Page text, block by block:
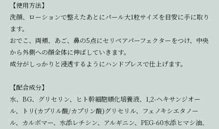
【使用方法】
洗顔、ローションで整えたあとにパール大1粒サイズを目安に手に取り
ます。
おでこ、両頬、あご、鼻の5点にセリペアパーフェクターをつけ、中央
から外側への顔全体に伸ばしていきます。
成分がしっかりと浸透するようにハンドプレスで仕上げます。
【配合成分】
水、BG、グリセリン、ヒト幹細胞順化培養液、1,2-ヘキサンジオー
ル、トリ(カプリル酸/カプリン酸)グリセリル、フェノキシエタノー
ル、カルボマー、水添レチシン、アルギニン、PEG-60水添ヒマシ油、